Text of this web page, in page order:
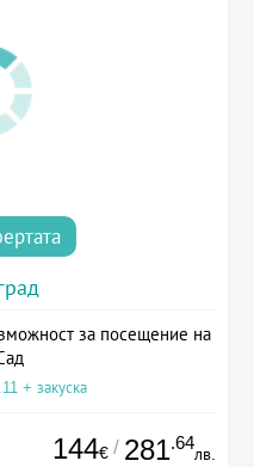
за посещение на
+ закуска
144€ / 281.64
лв.